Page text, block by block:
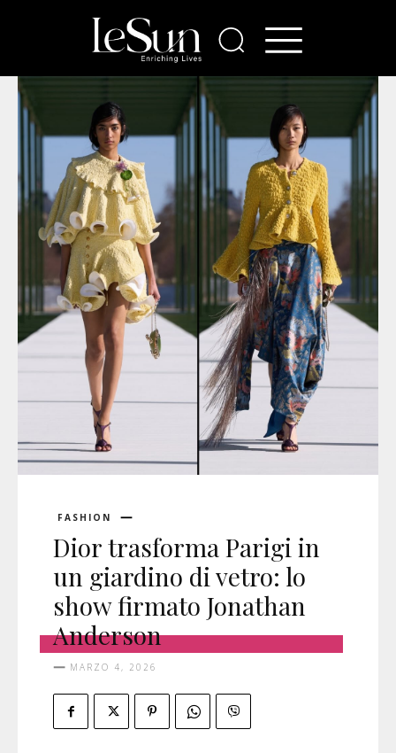
FASHION
Dior trasforma Parigi in
un giardino di vetro: lo
show firmato Jonathan
Anderson
MARZO 4, 2026